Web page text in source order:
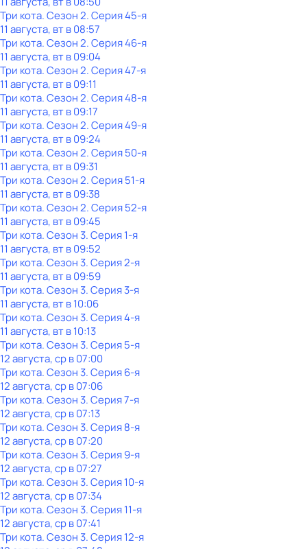
Три кота. Сезон 2. Серия 45-я
11 августа, вт в 08:57
Три кота. Сезон 2. Серия 46-я
11 августа, вт в 09:04
Три кота. Сезон 2. Серия 47-я
11 августа, вт в 09:11
Три кота. Сезон 2. Серия 48-я
11 августа, вт в 09:17
Три кота. Сезон 2. Серия 49-я
11 августа, вт в 09:24
Три кота. Сезон 2. Серия 50-я
11 августа, вт в 09:31
Три кота. Сезон 2. Серия 51-я
11 августа, вт в 09:38
Три кота. Сезон 2. Серия 52-я
11 августа, вт в 09:45
Три кота. Сезон 3. Серия 1-я
11 августа, вт в 09:52
Три кота. Сезон 3. Серия 2-я
11 августа, вт в 09:59
Три кота. Сезон 3. Серия 3-я
11 августа, вт в 10:06
Три кота. Сезон 3. Серия 4-я
11 августа, вт в 10:13
Три кота. Сезон 3. Серия 5-я
12 августа, ср в 07:00
Три кота. Сезон 3. Серия 6-я
12 августа, ср в 07:06
Три кота. Сезон 3. Серия 7-я
12 августа, ср в 07:13
Три кота. Сезон 3. Серия 8-я
12 августа, ср в 07:20
Три кота. Сезон 3. Серия 9-я
12 августа, ср в 07:27
Три кота. Сезон 3. Серия 10-я
12 августа, ср в 07:34
Три кота. Сезон 3. Серия 11-я
12 августа, ср в 07:41
Три кота. Сезон 3. Серия 12-я